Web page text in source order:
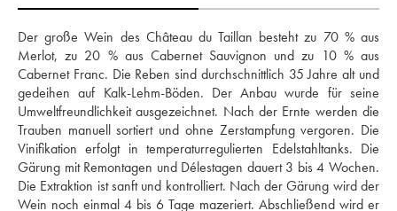
Der große Wein des Château du Taillan besteht zu 70 % aus
Merlot, zu 20 % aus Cabernet Sauvignon und zu 10 % aus
Cabernet Franc. Die Reben sind durchschnittlich 35 Jahre alt und
gedeihen auf Kalk-Lehm-Böden. Der Anbau wurde für seine
Umweltfreundlichkeit ausgezeichnet. Nach der Ernte werden die
Trauben manuell sortiert und ohne Zerstampfung vergoren. Die
Vinifikation erfolgt in temperaturregulierten Edelstahltanks. Die
Gärung mit Remontagen und Délestagen dauert 3 bis 4 Wochen.
Die Extraktion ist sanft und kontrolliert. Nach der Gärung wird der
Wein noch einmal 4 bis 6 Tage mazeriert. Abschließend wird er